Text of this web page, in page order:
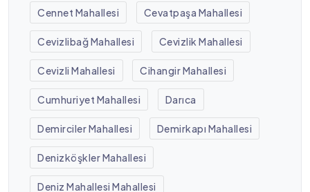
Cennet Mahallesi Cevatpaşa Mahallesi
Cevizlibağ Mahallesi Cevizlik Mahallesi
Cevizli Mahallesi Cihangir Mahallesi
Cumhuriyet Mahallesi Darıca
Demirciler Mahallesi Demirkapı Mahallesi
Denizköşkler Mahallesi
Deniz Mahallesi Mahallesi